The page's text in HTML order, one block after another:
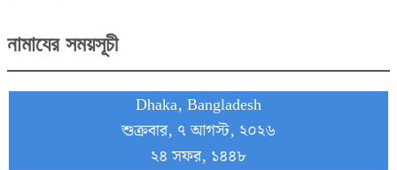
নামাযের সময়সূচী
Dhaka, Bangladesh
শুক্রবার, ৭ আগস্ট, ২০২৬
২৪ সফর, ১৪৪৮